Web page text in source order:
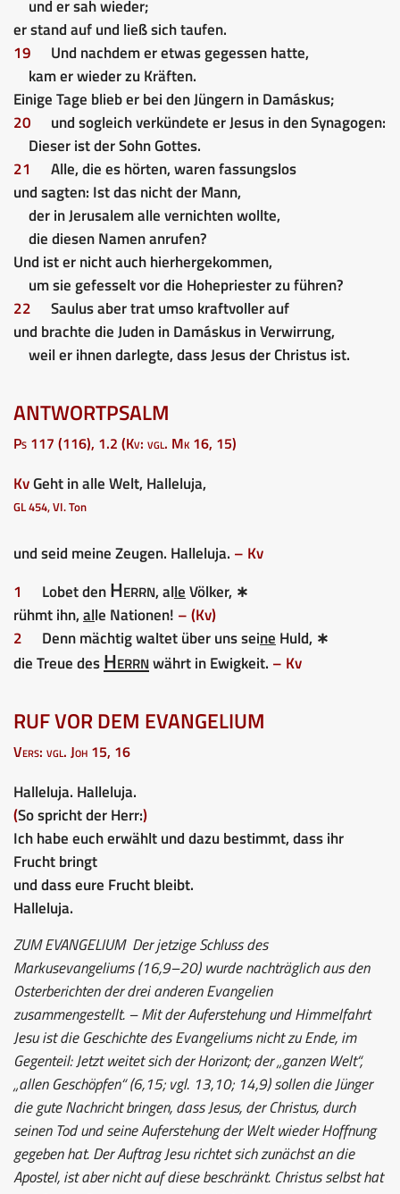
und er sah wieder;
er stand auf und ließ sich taufen.
19
Und nachdem er etwas gegessen hatte,
kam er wieder zu Kräften.
Einige Tage blieb er bei den Jüngern in Damáskus;
20
und sogleich verkündete er Jesus in den Synagogen:
Dieser ist der Sohn Gottes.
21
Alle, die es hörten, waren fassungslos
und sagten: Ist das nicht der Mann,
der in Jerusalem alle vernichten wollte,
die diesen Namen anrufen?
Und ist er nicht auch hierhergekommen,
um sie gefesselt vor die Hohepriester zu führen?
22
Saulus aber trat umso kraftvoller auf
und brachte die Juden in Damáskus in Verwirrung,
weil er ihnen darlegte, dass Jesus der Christus ist.
ANTWORTPSALM
Ps 117 (116), 1.2 (Kv: vgl. Mk 16, 15)
KvGeht in alle Welt, Halleluja,
GL 454, VI. Ton
und seid meine Zeugen. Halleluja. – Kv
1
Lobet denHerrn, alleVölker, ∗
rühmt ihn,alle Nationen! – (Kv)
2
Denn mächtig waltet über uns seine Huld, ∗
die Treue desHerrnwährt in Ewigkeit. – Kv
RUF VOR DEM EVANGELIUM
Vers: vgl. Joh 15, 16
Halleluja. Halleluja.
(So spricht der Herr:)
Ich habe euch erwählt und dazu bestimmt, dass ihr
Frucht bringt
und dass eure Frucht bleibt.
Halleluja.
ZUM EVANGELIUMDer jetzige Schluss des
Markusevangeliums (16,9–20) wurde nachträglich aus den
Osterberichten der drei anderen Evangelien
zusammengestellt. – Mit der Auferstehung und Himmelfahrt
Jesu ist die Geschichte des Evangeliums nicht zu Ende, im
Gegenteil: Jetzt weitet sich der Horizont; der „ganzen Welt“,
„allen Geschöpfen“ (6,15; vgl. 13,10; 14,9) sollen die Jünger
die gute Nachricht bringen, dass Jesus, der Christus, durch
seinen Tod und seine Auferstehung der Welt wieder Hoffnung
gegeben hat. Der Auftrag Jesu richtet sich zunächst an die
Apostel, ist aber nicht auf diese beschränkt. Christus selbst hat